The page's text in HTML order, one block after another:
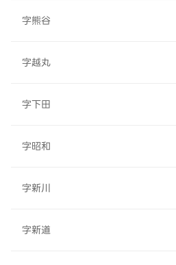
字熊谷
字越丸
字下田
字昭和
字新川
字新道